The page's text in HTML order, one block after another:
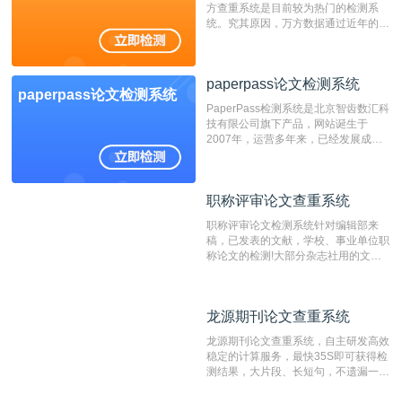
方查重系统是目前较为热门的检测系
统。究其原因，万方数据通过近年的发
非。其次，相对于知网而言，万方检测
重的推荐系统。
paperpass论文检测系统
paperpass论文检测系统
PaperPass检测系统是北京智齿数汇科
技有限公司旗下产品，网站诞生于
2007年，运营多年来，已经发展成为
检测速度快、精度高，市场反映良好。
职称评审论文查重系统
职称评审论文检测系统针对编辑部来
稿，已发表的文献，学校、事业单位职
称论文的检测!大部分杂志社用的文献
编辑部检测来稿和已发表的文献,检测
测时注意填写第一作者,才能排除已发
表文献复制比。（限制字符数1万）
龙源期刊论文查重系统
龙源期刊论文查重系统，自主研发高效
稳定的计算服务，最快35S即可获得检
测结果，大片段、长短句，不遗漏一处